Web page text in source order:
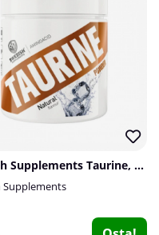
Swedish Supplements Taurine, 200 g
Supplements